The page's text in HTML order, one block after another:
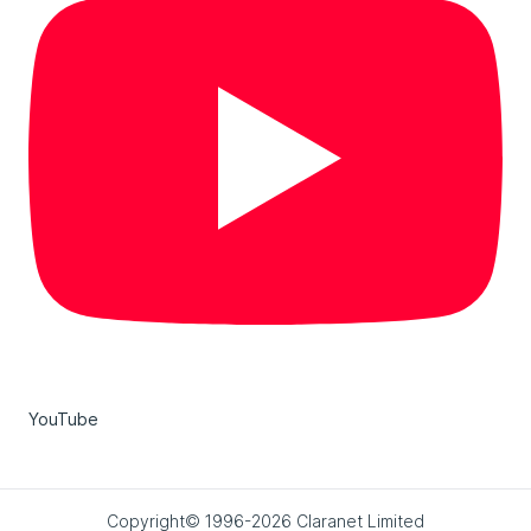
YouTube
Copyright© 1996-2026 Claranet Limited